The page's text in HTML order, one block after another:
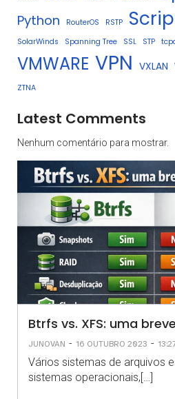
Python RouterOS RSTP
SolarWinds Spanning Tree SSL STP
VMWARE VPN VXLAN
ZTNA
Latest Comments
Nenhum comentário para mostrar.
Btrfs vs. XFS: uma
JUNOVAN - 16 OUTUBRO 2023 -
Vários sistemas de arquivos
sistemas operacionais,[…]